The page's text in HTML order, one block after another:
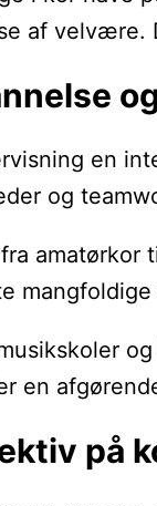
af
en
og
amatørkor
en
på